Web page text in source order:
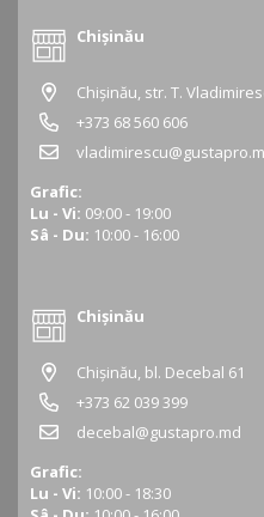
Chișinău
Chișinău, str. T.
+373 68 560 606
Grafic:
Lu - Vi: 09:00 - 19:00
Sâ - Du: 10:00 - 16:00
Chișinău
Chișinău, bl. Decebal 61
+373 62 039 399
decebal@gustapro.md
Grafic:
Lu - Vi: 10:00 - 18:30